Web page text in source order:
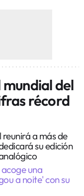
del
récord
a más de
su edición
una
a noite' con su